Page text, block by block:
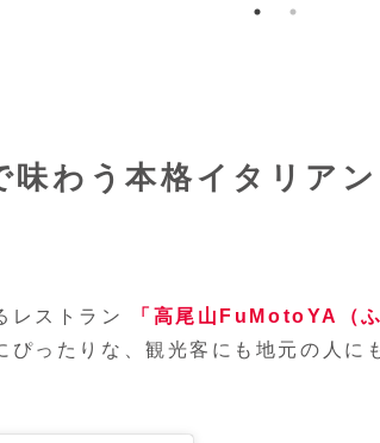
味わう本格イタリアン
レストラン 「高尾山FuMotoYA（
ったりな、観光客にも地元の人に